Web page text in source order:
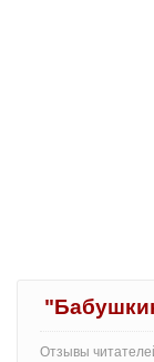
Отзывы